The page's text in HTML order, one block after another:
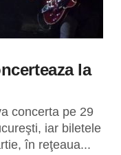
la
concerta pe 29
iar biletele
în reţeaua...